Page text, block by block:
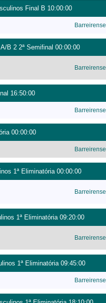
Final B 10:00:00
Barreirense
B 2 2ª Semifinal 00:00:00
Barreirense
16:50:00
Barreirense
00:00:00
Barreirense
1ª Eliminatória 00:00:00
Barreirense
1ª Eliminatória 09:20:00
Barreirense
1ª Eliminatória 09:45:00
Barreirense